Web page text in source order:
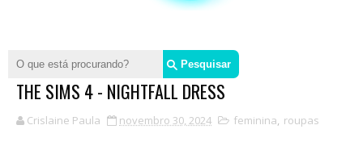
THE SIMS 4 - NIGHTFALL DRESS
Crislaine Paula novembro 30, 2024 feminina, roupas